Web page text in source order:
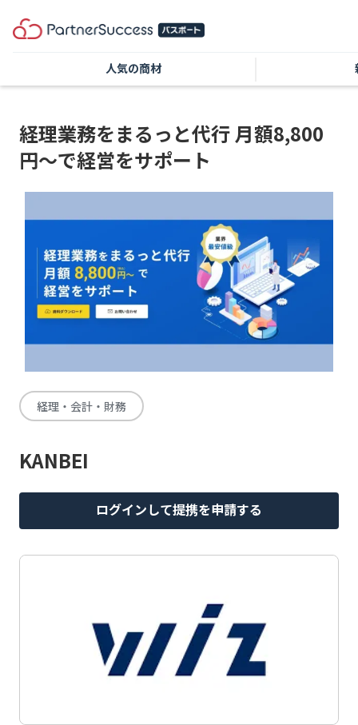
経理業務をまるっと代行 月額8,800
円〜で経営をサポート
経理・会計・財務
KANBEI
ログインして提携を申請する
人気の商材